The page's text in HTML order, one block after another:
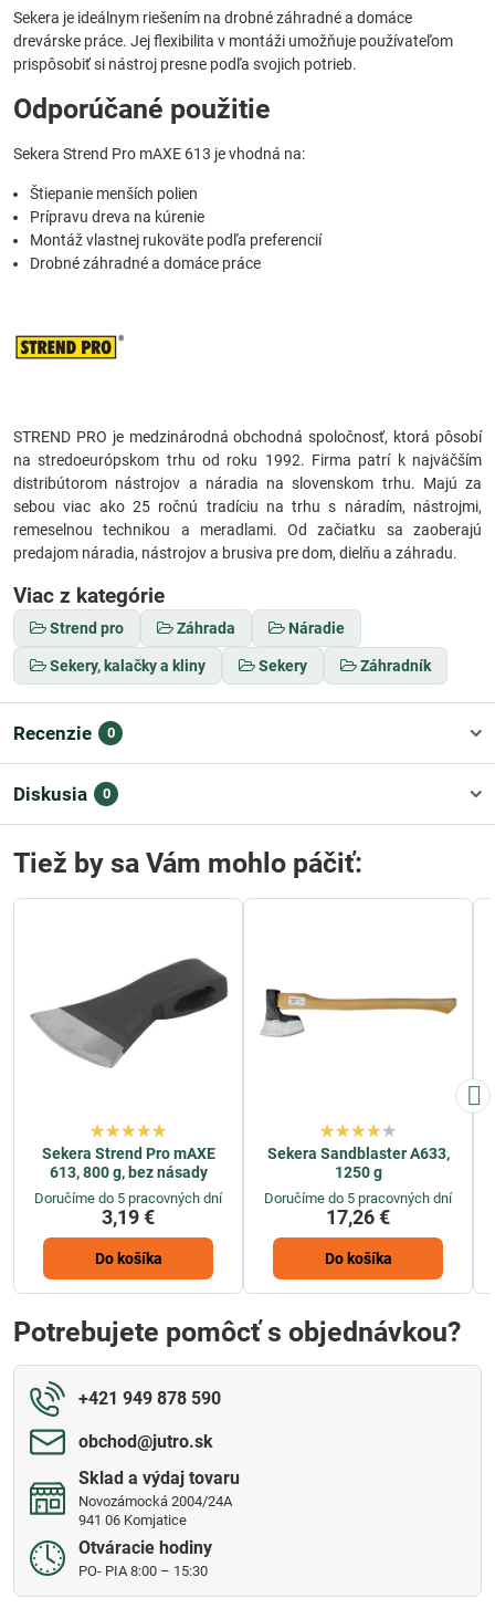
Sekera je ideálnym riešením na drobné záhradné a domáce
drevárske práce. Jej flexibilita v montáži umožňuje používateľom
prispôsobiť si nástroj presne podľa svojich potrieb.
Odporúčané použitie
Sekera Strend Pro mAXE 613 je vhodná na:
Štiepanie menších polien
Prípravu dreva na kúrenie
Montáž vlastnej rukoväte podľa preferencií
Drobné záhradné a domáce práce
STREND PRO je medzinárodná obchodná spoločnosť, ktorá pôsobí
na stredoeurópskom trhu od roku 1992. Firma patrí k najväčším
distribútorom nástrojov a náradia na slovenskom trhu. Majú za
sebou viac ako 25 ročnú tradíciu na trhu s náradím, nástrojmi,
remeselnou technikou a meradlami. Od začiatku sa zaoberajú
predajom náradia, nástrojov a brusiva pre dom, dielňu a záhradu.
Viac z kategórie
Strend pro Záhrada Náradie
Sekery, kalačky a kliny Sekery Záhradník
Recenzie 0
Diskusia 0
Tiež by sa Vám mohlo páčiť:
Sekera Strend Pro mAXE
613, 800 g, bez násady
Doručíme do 5 pracovných dní
3,19 €
Do košíka
Sekera Sandblaster A633,
1250 g
Doručíme do 5 pracovných dní
17,26 €
Do košíka
Potrebujete pomôcť s objednávkou?
+421 949 878 590
obchod​@jutro​.sk
Sklad a výdaj tovaru
Novozámocká 2004/24A
941 06 Komjatice
Otváracie hodiny
PO- PIA 8:00 – 15:30